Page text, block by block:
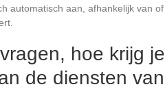
automatisch aan, afhankelijk van of
hoe krijg je
de diensten van